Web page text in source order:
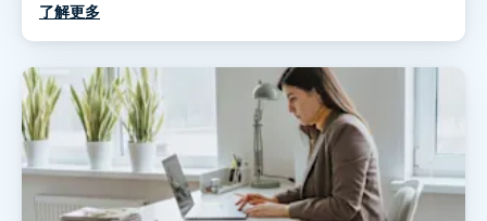
了解更多